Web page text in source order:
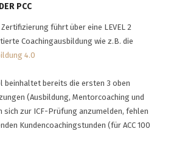
PCC
führt über eine LEVEL 2
Coachingausbildung wie z.B. die
4.0
beinhaltet bereits die ersten 3 oben
(Ausbildung, Mentorcoaching und
sich zur ICF-Prüfung anzumelden, fehlen
Kundencoachingstunden (für ACC 100